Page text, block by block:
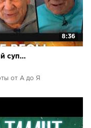
8:36
суп...
от А до Я